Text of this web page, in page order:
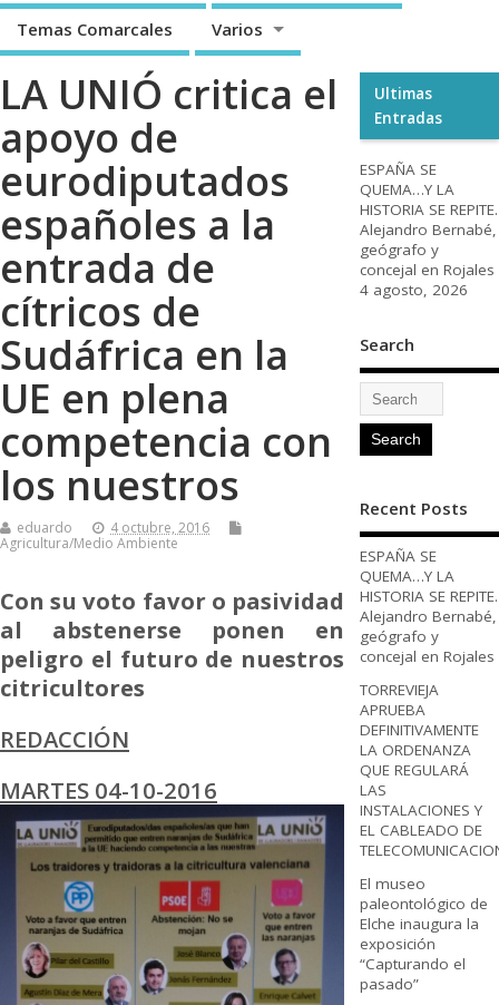
Temas Comarcales Varios
LA UNIÓ critica el
apoyo de
eurodiputados
españoles a la
entrada de
cítricos de
Sudáfrica en la
UE en plena
competencia con
los nuestros
eduardo
4 octubre, 2016
Agricultura/Medio Ambiente
Con su voto favor o pasividad
al abstenerse ponen en
peligro el futuro de nuestros
citricultores
REDACCIÓN
MARTES 04-10-2016
Ultimas
Entradas
ESPAÑA SE
QUEMA…Y LA
HISTORIA SE REPITE.
Alejandro Bernabé,
geógrafo y
concejal en Rojales
4 agosto, 2026
Search
Recent Posts
ESPAÑA SE
QUEMA…Y LA
HISTORIA SE REPITE.
Alejandro Bernabé,
geógrafo y
concejal en Rojales
TORREVIEJA
APRUEBA
DEFINITIVAMENTE
LA ORDENANZA
QUE REGULARÁ
LAS
INSTALACIONES Y
EL CABLEADO DE
El museo
paleontológico de
Elche inaugura la
exposición
“Capturando el
pasado”